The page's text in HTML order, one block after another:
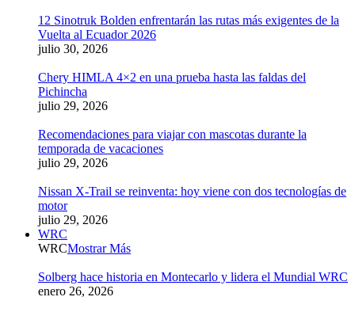
12 Sinotruk Bolden enfrentarán las rutas más exigentes de la
Vuelta al Ecuador 2026
julio 30, 2026
Chery HIMLA 4×2 en una prueba hasta las faldas del
Pichincha
julio 29, 2026
Recomendaciones para viajar con mascotas durante la
temporada de vacaciones
julio 29, 2026
Nissan X-Trail se reinventa: hoy viene con dos tecnologías de
motor
julio 29, 2026
WRC
WRCMostrar Más
Solberg hace historia en Montecarlo y lidera el Mundial WRC
enero 26, 2026